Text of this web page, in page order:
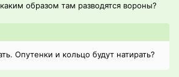
образом там разводятся вороны?
Опутенки и кольцо будут натирать?